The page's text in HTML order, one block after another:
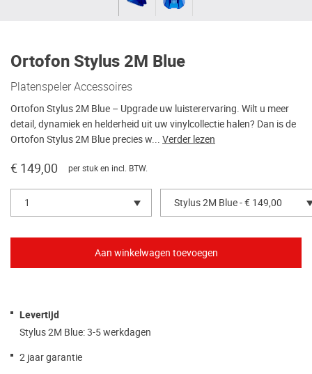
Ortofon Stylus 2M Blue
Platenspeler Accessoires
Ortofon Stylus 2M Blue – Upgrade uw luisterervaring. Wilt u meer
detail, dynamiek en helderheid uit uw vinylcollectie halen? Dan is de
Ortofon Stylus 2M Blue precies w... Verder lezen
€ 149,00 per stuk en incl. BTW.
1 Stylus 2M Blue - € 149,00
Levertijd
Stylus 2M Blue: 3-5 werkdagen
2 jaar garantie